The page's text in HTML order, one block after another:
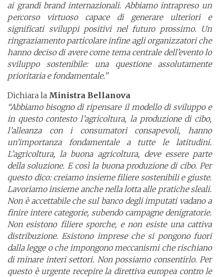
ai grandi brand internazionali. Abbiamo intrapreso un
percorso virtuoso capace di generare ulteriori e
significati sviluppi positivi nel futuro prossimo. Un
ringraziamento particolare infine agli organizzatori che
hanno deciso di avere come tema centrale dell’evento lo
sviluppo sostenibile: una questione assolutamente
prioritaria e fondamentale.”
Dichiara la Ministra Bellanova
“Abbiamo bisogno di ripensare il modello di sviluppo e
in questo contesto l’agricoltura, la produzione di cibo,
l’alleanza con i consumatori consapevoli, hanno
un’importanza fondamentale a tutte le latitudini.
L’agricoltura, la buona agricoltura, deve essere parte
della soluzione. E così la buona produzione di cibo. Per
questo dico: creiamo insieme filiere sostenibili e giuste.
Lavoriamo insieme anche nella lotta alle pratiche sleali.
Non è accettabile che sul banco degli imputati vadano a
finire intere categorie, subendo campagne denigratorie.
Non esistono filiere sporche, e non esiste una cattiva
distribuzione. Esistono imprese che si pongono fuori
dalla legge o che impongono meccanismi che rischiano
di minare interi settori. Non possiamo consentirlo. Per
questo è urgente recepire la direttiva europea contro le